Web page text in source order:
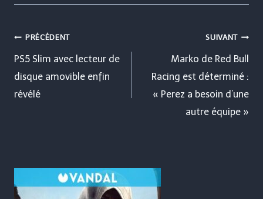
Navigation
de
l’article
PRÉCÉDENT
PS5 Slim avec lecteur de
disque amovible enfin
révélé
SUIVANT
Marko de Red Bull
Racing est déterminé :
« Perez a besoin d’une
autre équipe »